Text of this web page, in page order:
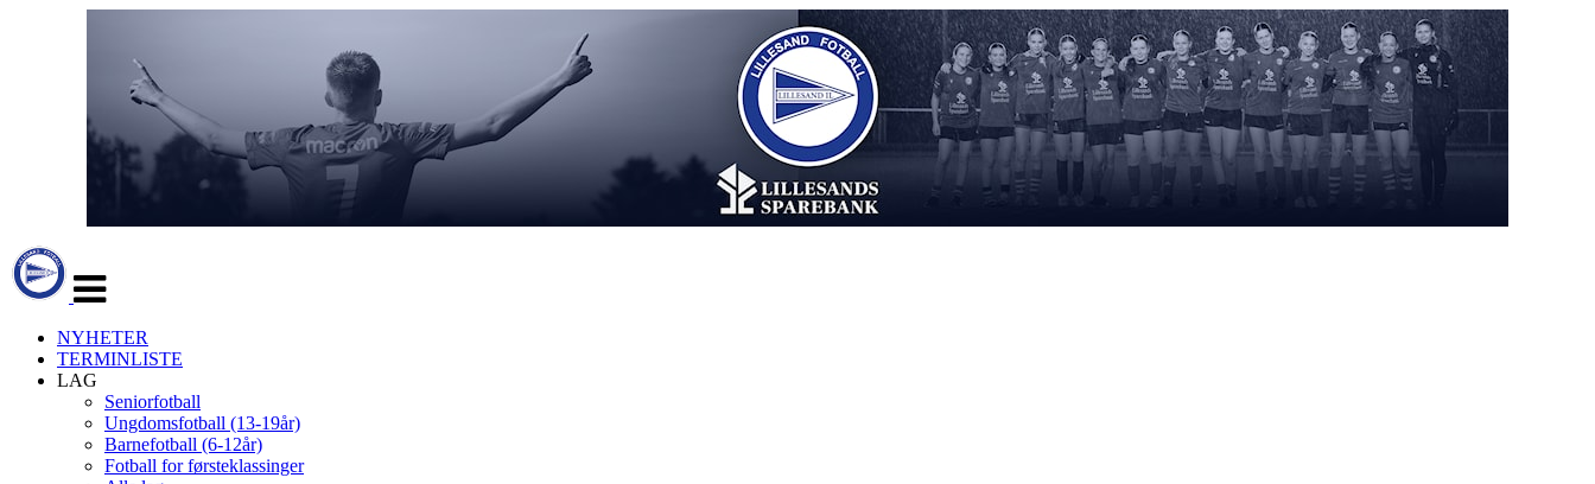
navigasjon
NYHETER
TERMINLISTE
LAG
Seniorfotball
Ungdomsfotball (13-19år)
Barnefotball (6-12år)
Fotball for førsteklassinger